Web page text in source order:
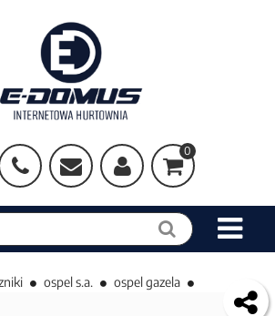
0
ospel s.a. ospel gazela